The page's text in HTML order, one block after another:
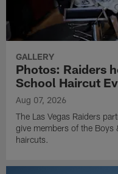
GALLERY
Photos: Raiders
School Haircut
Aug 07, 2026
The Las Vegas Raiders
give members of the
haircuts.